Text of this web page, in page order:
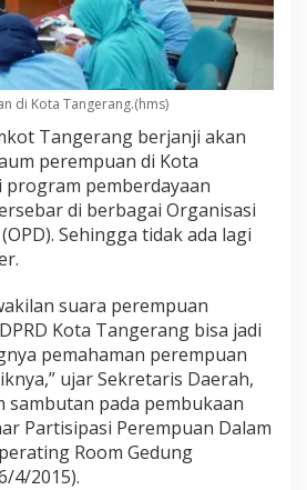
di Kota Tangerang.(hms)
Tangerang berjanji akan
perempuan di Kota
pemberdayaan
di berbagai Organisasi
Sehingga tidak ada lagi
suara perempuan
Kota Tangerang bisa jadi
pemahaman perempuan
ujar Sekretaris Daerah,
sambutan pada pembukaan
Partisipasi Perempuan Dalam
Room Gedung
4/2015).